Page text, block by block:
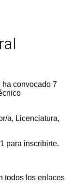
ha convocado 7
a, Licenciatura,
para inscribirte.
todos los enlaces